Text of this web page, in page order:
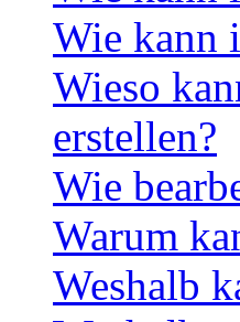
Wie kann
Wieso
erstellen?
Wie
Warum
Weshalb